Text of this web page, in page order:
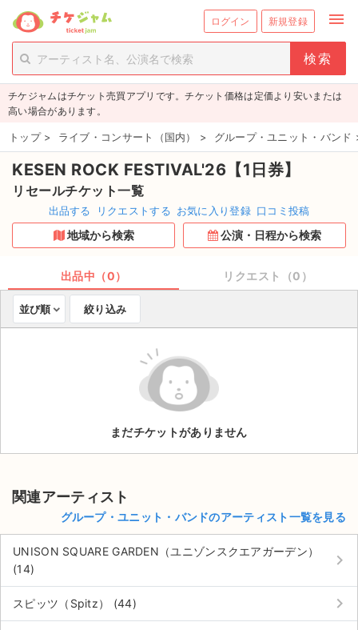
ログイン 新規登録 menu
person_add 新規会員登録
チケットを探す
新着チケット
値下げしたチケット
都道府県からチケットを探す
もうすぐ開催のチケット
チケットのリクエスト一覧
取扱チケット
ライブ・コンサート（国内）
ライブ・コンサート（海外）
スポーツ
演劇・ミュージカル
ご利用ガイド
ご利用ガイド
手数料・お支払い方法
チケジャムはチケット売買アプリです。チケット価格は定価より安いまたは
高い場合があります。
トップ > ライブ・コンサート（国内） > グループ・ユニット・バンド
KESEN ROCK FESTIVAL'26【1日券】
リセールチケット一覧
出品する リクエストする お気に入り登録 口コミ投稿
地域から検索 公演・日程から検索
出品中（0） リクエスト（0）
並び順 絞り込み
まだチケットがありません
関連アーティスト
グループ・ユニット・バンドのアーティスト一覧を見る
UNISON SQUARE GARDEN（ユニゾンスクエアガーデン）
(14)
keyboard_arrow_right
スピッツ（Spitz） (44) keyboard_arrow_right